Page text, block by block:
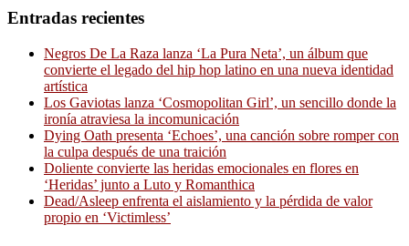
Entradas recientes
Negros De La Raza lanza ‘La Pura Neta’, un álbum que
convierte el legado del hip hop latino en una nueva identidad
artística
Los Gaviotas lanza ‘Cosmopolitan Girl’, un sencillo donde la
ironía atraviesa la incomunicación
Dying Oath presenta ‘Echoes’, una canción sobre romper con
la culpa después de una traición
Doliente convierte las heridas emocionales en flores en
‘Heridas’ junto a Luto y Romanthica
Dead/Asleep enfrenta el aislamiento y la pérdida de valor
propio en ‘Victimless’